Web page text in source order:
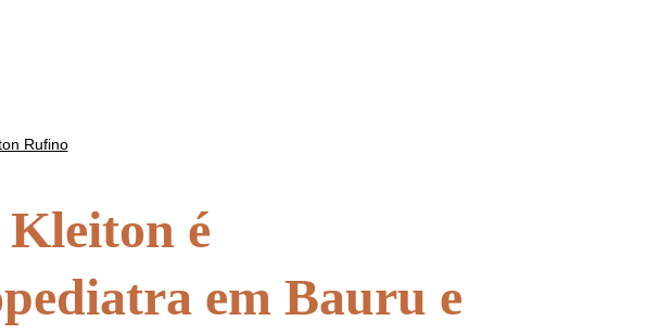
em Bauru
Infantil
Rufino
é
em Bauru e